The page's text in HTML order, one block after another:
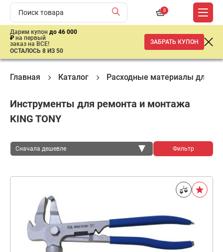
0
Дарим купон до 46 000
₽ на первый
заказ на ВСЕ!
ОСТАЛОСЬ 8 ИЗ 50
ЗАБРАТЬ КУПОН
Главная Каталог Расходные материалы для
Инструменты для ремонта и монтажа
KING TONY
Сначала дешевле Фильтр